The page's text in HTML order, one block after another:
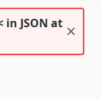
in JSON at